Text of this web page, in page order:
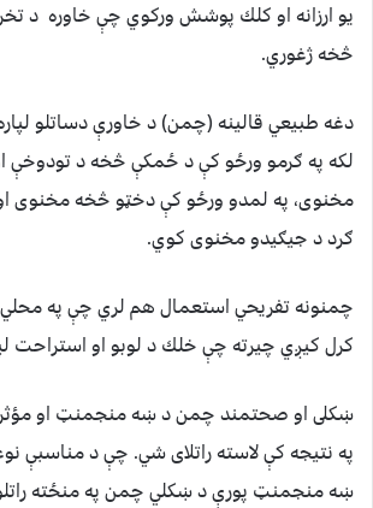
څخه ژغوري.
دغه طبيعي قالينه (چمن) د خاورې دساتلو
لكه په ګرمو ورځو كې د ځمكې څخه د تودوخې
مخنوى، په لمدو ورځو كې دخټو څخه مخنوى
ګرد د جيګيدو مخنوى كوي.
چمنونه تفريحي استعمال هم لري چې په محلي
كرل كيږي چيرته چې خلك د لوبو او استراحت
ښكلى او صحتمند چمن د ښه منجمنټ او مؤثرو
په نتيجه كې لاسته راتلاى شي. چې د مناسبې
ښه منجمنټ پورې د ښكلي چمن په منځته